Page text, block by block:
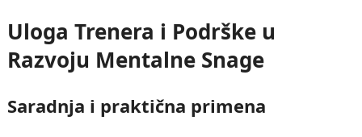
Uloga Trenera i Podrške u
Razvoju Mentalne Snage
Saradnja i praktična primena